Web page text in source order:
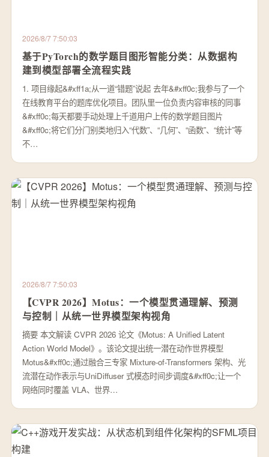
2026/8/7 7:50:03
基于PyTorch的数学题目图形智能分类：从数据构
建到模型部署全流程实践
1. 项目缘起&#xff1a;从一道“错题”说起 去年&#xff0c;我参与了一个
在线教育平台的题库优化项目。团队里一位负责内容审核的同事
&#xff0c;每天都要手动处理上千道用户上传的数学题目图片
&#xff0c;将它们分门别类地归入“代数”、“几何”、“函数”、“统计”等
不…
2026/8/7 7:50:03
【CVPR 2026】Motus：一个模型贯通理解、预测
与控制｜从统一世界模型架构视角
摘要 本文解读 CVPR 2026 论文《Motus: A Unified Latent
Action World Model》。该论文提出统一潜在动作世界模型
Motus&#xff0c;通过融合三专家 Mixture-of-Transformers 架构、光
流潜在动作表示与UniDiffuser 式模态时间步调度&#xff0c;让一个
网络同时覆盖 VLA、世界…